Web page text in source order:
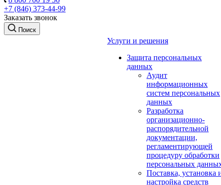
+7 (846) 373-44-99
Заказать звонок
Поиск
Услуги и решения
Защита персональных
данных
Аудит
информационных
систем персональных
данных
Разработка
организационно-
распорядительной
документации,
регламентирующей
процедуру обработки
персональных
Поставка, установка
настройка средств